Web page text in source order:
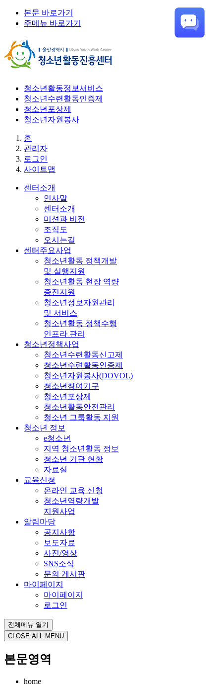
본문 바로가기
주메뉴 바로가기
청소년활동정보서비스
청소년수련활동인증제
청소년포상제
청소년자원봉사
홈
관리자
로그인
사이트맵
센터소개
인사말
센터소개
미션과 비전
조직도
오시는길
센터주요사업
청소년활동 정책개발
및 실행지원
청소년활동 현장 역량
증진지원
청소년정보자원관리
및 서비스
청소년활동 정책수행
인프라 관리
청소년정책사업
청소년수련활동신고제
청소년수련활동인증제
청소년자원봉사(DOVOL)
청소년참여기구
청소년포상제
청소년활동안전관리
청소년 그룹활동 지원
청소년 정보
e청소년
지역 청소년활동 정보
청소년 기관 현황
자료실
교육신청
온라인 교육 신청
청소년역량개발
지원사업
알림마당
공지사항
보도자료
사진/영상
SNS소식
문의 게시판
마이페이지
마이페이지
로그인
전체메뉴 열기
CLOSE ALL MENU
본문영역
home